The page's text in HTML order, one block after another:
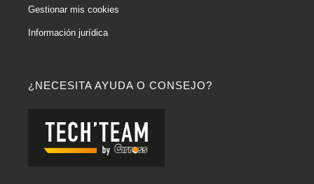
¿NECESITA AYUDA O CONSEJO?
Gestionar mis cookies
Información jurídica